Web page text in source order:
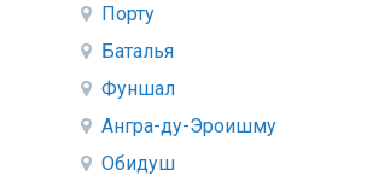
Порту
Баталья
Фуншал
Ангра-ду-Эроишму
Обидуш